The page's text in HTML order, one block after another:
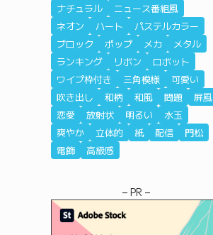
ナチュラル
ニュース番組風
ネオン
ハート
パステルカラー
ブロック
ポップ メカ
メタル
ランキング
リボン
ロボット
ワイプ枠付き
三角模様
可愛い
吹き出し
和柄 和風 問題
屏風
恋愛
放射状 明るい
水玉
爽やか
立体的 紙 配信
門松
電飾
高級感
– PR –